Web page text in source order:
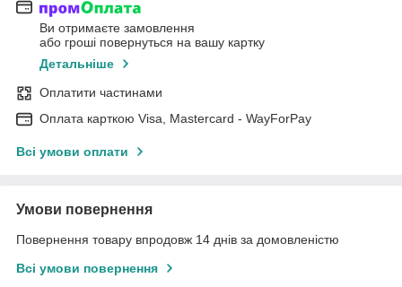
Ви отримаєте замовлення
або гроші повернуться на вашу картку
Детальніше
Оплатити частинами
Оплата карткою Visa, Mastercard - WayForPay
Всі умови оплати
Умови повернення
Повернення товару впродовж 14 днів за домовленістю
Всі умови повернення